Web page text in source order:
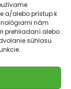
a/alebo prístup k
nám
prehliadaní alebo
súhlasu